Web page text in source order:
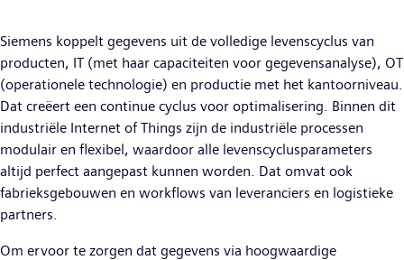
Siemens koppelt gegevens uit de volledige levenscyclus van
producten, IT (met haar capaciteiten voor gegevensanalyse), OT
(operationele technologie) en productie met het kantoorniveau.
Dat creëert een continue cyclus voor optimalisering. Binnen dit
industriële Internet of Things zijn de industriële processen
modulair en flexibel, waardoor alle levenscyclusparameters
altijd perfect aangepast kunnen worden. Dat omvat ook
fabrieksgebouwen en workflows van leveranciers en logistieke
partners.
Om ervoor te zorgen dat gegevens via hoogwaardige